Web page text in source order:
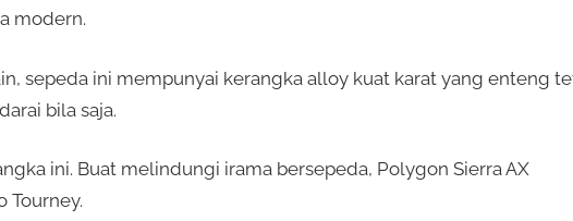
modern.
sepeda ini mempunyai kerangka alloy kuat karat yang enteng
bila saja.
ini. Buat melindungi irama bersepeda, Polygon Sierra AX
Tourney.